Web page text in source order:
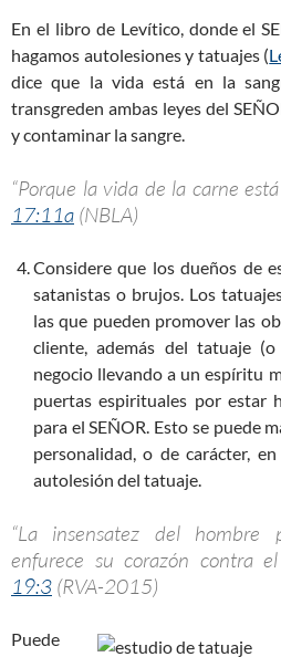
En el libro de Levítico, donde el
hagamos autolesiones y tatuajes (
dice que la vida está en la
transgreden ambas leyes del
y contaminar la sangre.
“Porque la vida de la carne
17:11a (NBLA)
Considere que los dueños de
satanistas o brujos. Los
las que pueden promover las
cliente, además del tatuaje
negocio llevando a un espíritu
puertas espirituales por estar
para el SEÑOR. Esto se puede
personalidad, o de carácter,
autolesión del tatuaje.
“La insensatez del
enfurece su corazón contra
19:3 (RVA-2015)
Puede